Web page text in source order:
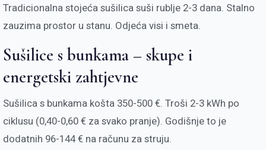
Tradicionalna stojeća sušilica suši rublje 2-3 dana. Stalno
zauzima prostor u stanu. Odjeća visi i smeta.
Sušilice s bunkama – skupe i
energetski zahtjevne
Sušilica s bunkama košta 350-500 €. Troši 2-3 kWh po
ciklusu (0,40-0,60 € za svako pranje). Godišnje to je
dodatnih 96-144 € na računu za struju.